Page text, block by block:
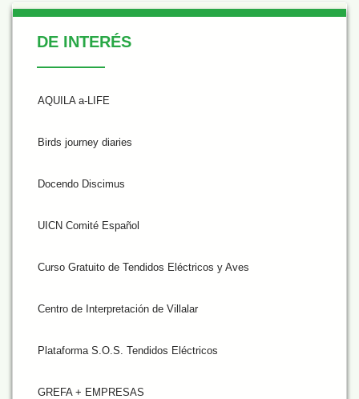
De Interés
DE INTERÉS
AQUILA a-LIFE
Birds journey diaries
Docendo Discimus
UICN Comité Español
Curso Gratuito de Tendidos Eléctricos y Aves
Centro de Interpretación de Villalar
Plataforma S.O.S. Tendidos Eléctricos
GREFA + EMPRESAS